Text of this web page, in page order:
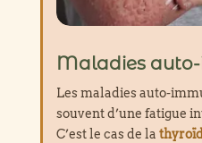
Maladies
Les maladies auto-
souvent d’une fatigue
C’est le cas de la